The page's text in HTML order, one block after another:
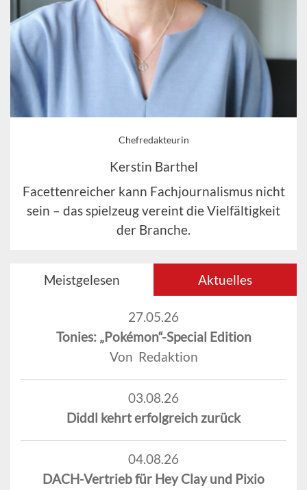
Chefredakteurin
Kerstin Barthel
Facettenreicher kann Fachjournalismus nicht
sein – das spielzeug vereint die Vielfältigkeit
der Branche.
Meistgelesen Aktuelles
27.05.26
Tonies: „Pokémon“-Special Edition
Von Redaktion
03.08.26
Diddl kehrt erfolgreich zurück
04.08.26
DACH-Vertrieb für Hey Clay und Pixio